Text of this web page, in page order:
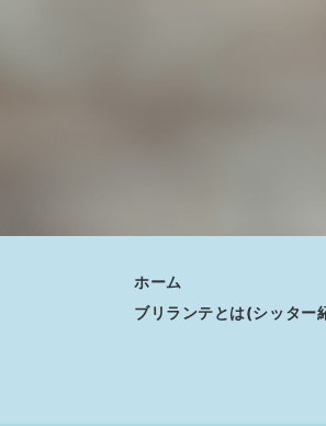
ホーム
ブリランテとは(シッター